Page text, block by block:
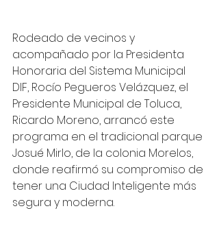
Rodeado de vecinos y
acompañado por la Presidenta
Honoraria del Sistema Municipal
DIF, Rocío Pegueros Velázquez, el
Presidente Municipal de Toluca,
Ricardo Moreno, arrancó este
programa en el tradicional parque
Josué Mirlo, de la colonia Morelos,
donde reafirmó su compromiso de
tener una Ciudad Inteligente más
segura y moderna.